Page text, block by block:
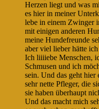
Herzen liegt und was
es hier in meiner
lebe in einem Zwinger
mit einigen anderen
meine Hundefreunde
aber viel lieber hätte
Ich liiiiebe Menschen,
Schmusen und ich
sein. Und das geht
sehr nette Pfleger, die
sie haben überhaupt
Und das macht mich